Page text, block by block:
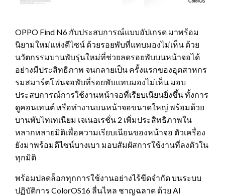
OPPO Find N6 กับประสบการณ์แบบอัปเกรด มาพร้อม
นิยามใหม่แห่งดีไซน์ ด้วยรอยพับที่แทบมองไม่เห็น ด้วย
นวัตกรรมบานพับรุ่นใหม่ที่ช่วยลดรอยพับบนหน้าจอได้
อย่างมีประสิทธิภาพ จนกลายเป็น ครั้งแรกของอุตสาหกร
รมสมาร์ตโฟนจอพับที่รอยพับแทบมองไม่เห็น มอบ
ประสบการณ์การใช้งานหน้าจอที่เรียบเนียนยิ่งขึ้น ทั้งการ
ดูคอนเทนต์ หรือทำงานบนหน้าจอขนาดใหญ่ พร้อมด้วย
บานพับไทเทเนียม เจเนอเรชั่น 2 เพิ่มประสิทธิภาพใน
หลากหลายมิติเพื่อความเรียบเนียนของหน้าจอ ตัวเครื่อง
ยังมาพร้อมดีไซน์บางเบา มอบสัมผัสการใช้งานที่ลงตัวใน
ทุกมิติ
พร้อมปลดล็อกทุกการใช้งานอย่างไร้ขีดจำกัด บนระบบ
ปฏิบัติการ ColorOS16 ลื่นไหล ชาญฉลาด ด้วย AI